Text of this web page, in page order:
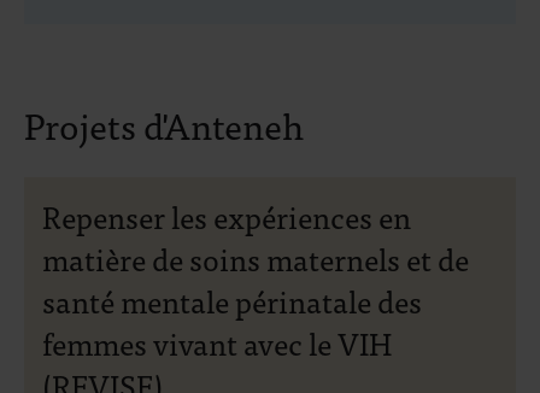
Projets d'Anteneh
Repenser les expériences en
matière de soins maternels et de
santé mentale périnatale des
femmes vivant avec le VIH